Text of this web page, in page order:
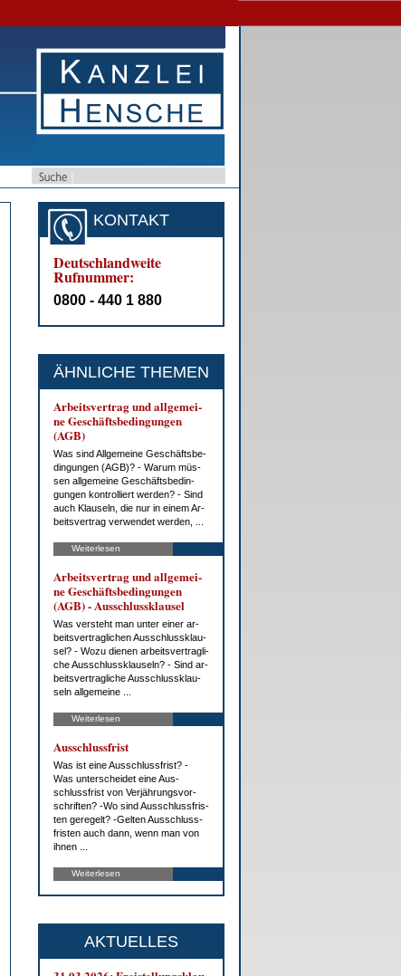
KONTAKT
Deutschlandweite
Rufnummer:
0800 - 440 1 880
ÄHNLICHE THEMEN
Ar­beits­ver­trag und all­ge­mei­
ne Ge­schäfts­be­din­gun­gen
(AGB)
Was sind All­ge­mei­ne Ge­schäfts­be­
din­gun­gen (AGB)? - War­um müs­
sen all­ge­mei­ne Ge­schäfts­be­din­
gun­gen kon­trol­liert wer­den? - Sind
auch Klau­seln, die nur in ei­nem Ar­
beits­ver­trag ver­wen­det wer­den, ...
Weiterlesen
Ar­beits­ver­trag und all­ge­mei­
ne Ge­schäfts­be­din­gun­gen
(AGB) - Aus­schluss­klau­sel
Was ver­steht man un­ter ei­ner ar­
beits­ver­trag­li­chen Aus­schluss­klau­
sel? - Wo­zu die­nen ar­beits­ver­trag­li­
che Aus­schluss­klau­seln? - Sind ar­
beits­ver­trag­li­che Aus­schluss­klau­
seln all­ge­mei­ne ...
Weiterlesen
Aus­schluss­frist
Was ist ei­ne Aus­schluss­frist? -
Was un­ter­schei­det ei­ne Aus­
schluss­frist von Ver­jäh­rungs­vor­
schrif­ten? -Wo sind Aus­schluss­fris­
ten ge­re­gelt? -Gel­ten Aus­schluss­
fris­ten auch dann, wenn man von
ih­nen ...
Weiterlesen
AKTUELLES